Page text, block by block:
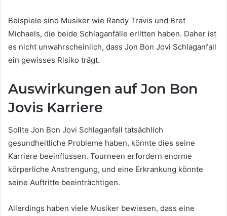
Beispiele sind Musiker wie Randy Travis und Bret
Michaels, die beide Schlaganfälle erlitten haben. Daher ist
es nicht unwahrscheinlich, dass Jon Bon Jovi Schlaganfall
ein gewisses Risiko trägt.
Auswirkungen auf Jon Bon
Jovis Karriere
Sollte Jon Bon Jovi Schlaganfall tatsächlich
gesundheitliche Probleme haben, könnte dies seine
Karriere beeinflussen. Tourneen erfordern enorme
körperliche Anstrengung, und eine Erkrankung könnte
seine Auftritte beeinträchtigen.
Allerdings haben viele Musiker bewiesen, dass eine